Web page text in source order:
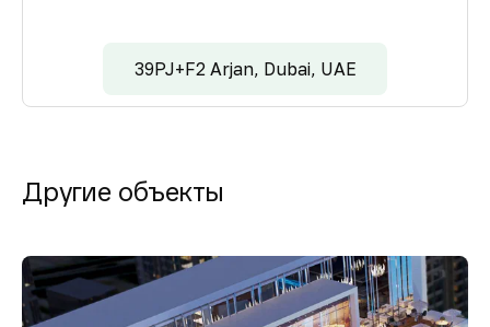
39PJ+F2 Arjan, Dubai, UAE
Другие объекты